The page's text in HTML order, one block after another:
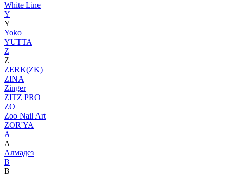
White Line
Y
Y
Yoko
YUTTA
Z
Z
ZERK(ZK)
ZINA
Zinger
ZITZ PRO
ZO
Zoo Nail Art
ZOR'YA
А
А
Алмадез
В
В